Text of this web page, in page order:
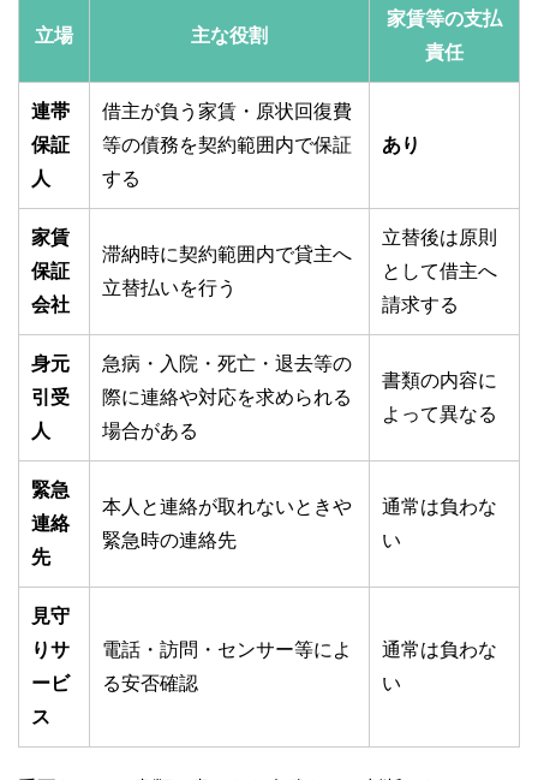
立場 主な役割
家賃等の支払
責任
連帯
保証
人
借主が負う家賃・原状回復費
等の債務を契約範囲内で保証
する
あり
家賃
保証
会社
滞納時に契約範囲内で貸主へ
立替払いを行う
立替後は原則
として借主へ
請求する
身元
引受
人
急病・入院・死亡・退去等の
際に連絡や対応を求められる
場合がある
書類の内容に
よって異なる
緊急
連絡
先
本人と連絡が取れないときや
緊急時の連絡先
通常は負わな
い
見守
りサ
ービ
ス
電話・訪問・センサー等によ
る安否確認
通常は負わな
い